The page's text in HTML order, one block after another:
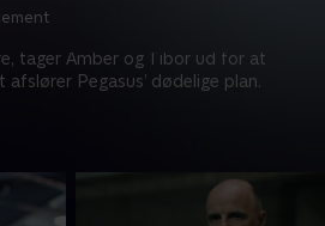
tager Amber og Tibor ud for at
afslører Pegasus’ dødelige plan.